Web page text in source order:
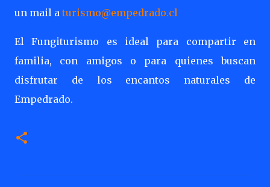
un mail aturismo@empedrado.cl
El Fungiturismo es ideal para compartir en
familia, con amigos o para quienes buscan
disfrutar de los encantos naturales de
Empedrado.